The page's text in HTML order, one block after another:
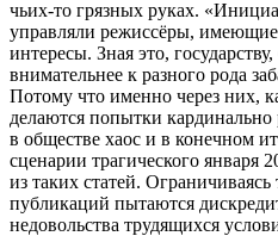
чьих-то грязных руках.
управляли режиссёры,
интересы. Зная это,
внимательнее к разного рода
Потому что именно через них,
делаются попытки кардинально
в обществе хаос и в конечном
сценарии трагического января
из таких статей.
публикаций пытаются
недовольства трудящихся